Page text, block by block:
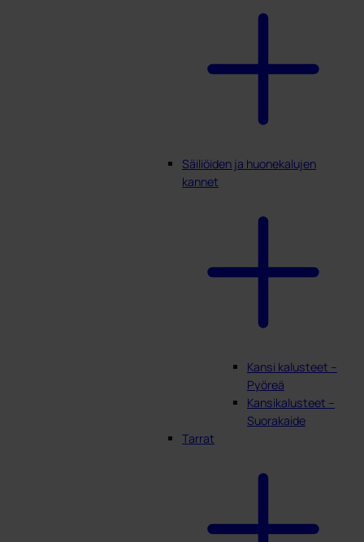
Säiliöiden ja huonekalujen
kannet
Kansi kalusteet –
Pyöreä
Kansikalusteet –
Suorakaide
Tarrat